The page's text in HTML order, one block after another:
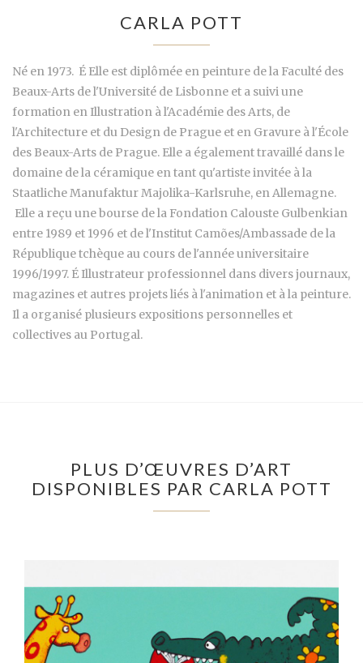
CARLA POTT
Né en 1973. É Elle est diplômée en peinture de la Faculté des
Beaux-Arts de l'Université de Lisbonne et a suivi une
formation en Illustration à l'Académie des Arts, de
l'Architecture et du Design de Prague et en Gravure à l'École
des Beaux-Arts de Prague. Elle a également travaillé dans le
domaine de la céramique en tant qu'artiste invitée à la
Staatliche Manufaktur Majolika-Karlsruhe, en Allemagne.
Elle a reçu une bourse de la Fondation Calouste Gulbenkian
entre 1989 et 1996 et de l'Institut Camões/Ambassade de la
République tchèque au cours de l'année universitaire
1996/1997. É Illustrateur professionnel dans divers journaux,
magazines et autres projets liés à l'animation et à la peinture.
Il a organisé plusieurs expositions personnelles et
collectives au Portugal.
PLUS D’ŒUVRES D’ART
DISPONIBLES PAR CARLA POTT